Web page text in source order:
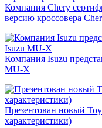
Компания Chery
версию кроссовера
Компания Isuzu
MU-X
Презентован новый
характеристики)